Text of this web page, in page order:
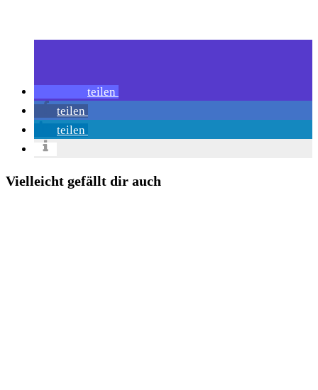
teilen
teilen
teilen
Vielleicht gefällt dir auch